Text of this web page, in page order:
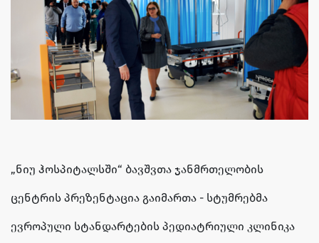
„ნიუ ჰოსპიტალსში“ ბავშვთა ჯანმრთელობის
ცენტრის პრეზენტაცია გაიმართა - სტუმრებმა
ევროპული სტანდარტების პედიატრიული კლინიკა